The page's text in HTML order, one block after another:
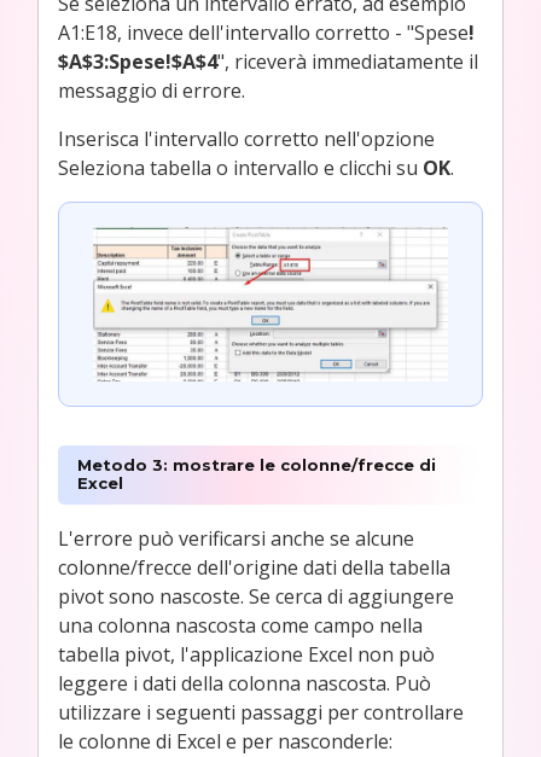
A1:E18, invece dell'intervallo corretto - "Spese!
$A$3:Spese!$A$4", riceverà immediatamente il
messaggio di errore.
Inserisca l'intervallo corretto nell'opzione
Seleziona tabella o intervallo e clicchi su OK.
Metodo 3: mostrare le colonne/frecce di
Excel
L'errore può verificarsi anche se alcune
colonne/frecce dell'origine dati della tabella
pivot sono nascoste. Se cerca di aggiungere
una colonna nascosta come campo nella
tabella pivot, l'applicazione Excel non può
leggere i dati della colonna nascosta. Può
utilizzare i seguenti passaggi per controllare
le colonne di Excel e per nasconderle: